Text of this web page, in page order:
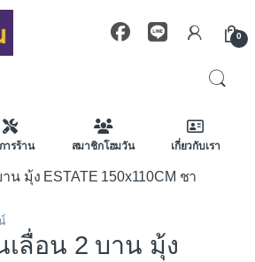
0
ารร้าน สมาชิกโฮมวัน เกี่ยวกับเรา
น มุ้ง ESTATE 150x110CM ชา
ลื่อน 2 บาน มุ้ง